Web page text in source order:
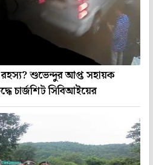
শুভেন্দুর আপ্ত সহায়ক
চার্জশিট সিবিআইয়ের